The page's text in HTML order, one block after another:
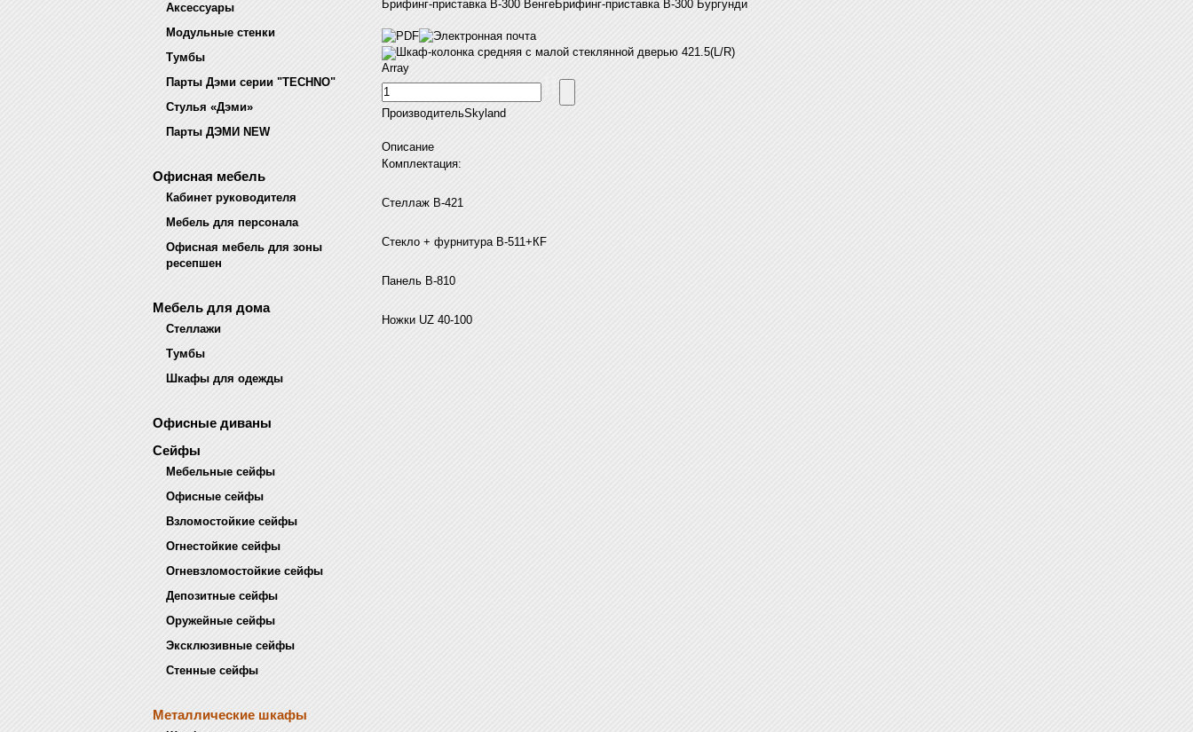
Брифинг-приставка B-300 ВенгеБрифинг-приставка B-300 Бургунди
Шкаф-колонка средняя с малой стеклянной дверью 421.5(L/R)
Array
ПроизводительSkyland
Описание
Комплектация:
Стеллаж В-421
Стекло + фурнитура B-511+КF
Панель В-810
Ножки UZ 40-100
Аксессуары
Модульные стенки
Тумбы
Парты Дэми серии "TECHNO"
Стулья «Дэми»
Парты ДЭМИ NEW
Офисная мебель
Кабинет руководителя
Мебель для персонала
Офисная мебель для зоны
ресепшен
Мебель для дома
Стеллажи
Тумбы
Шкафы для одежды
Офисные диваны
Сейфы
Мебельные сейфы
Офисные сейфы
Взломостойкие сейфы
Огнестойкие сейфы
Огневзломостойкие сейфы
Депозитные сейфы
Оружейные сейфы
Эксклюзивные сейфы
Стенные сейфы
Металлические шкафы